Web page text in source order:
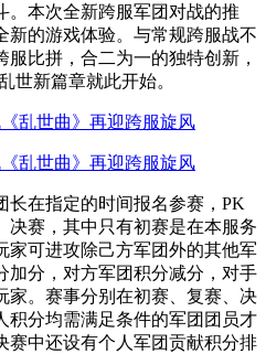
。本次全新跨服军团对战的推
新的游戏体验。与常规跨服战不
比拼，合二为一的独特创新，
世新篇章就此开始。
长在指定的时间报名参赛，PK
决赛，其中只有初赛是在本服务
家可进攻除己方军团外的其他军
加分，对方军团积分减分，对手
家。赛事分别在初赛、复赛、决
积分均需满足条件的军团团员才
赛中还设有个人军团贡献积分排